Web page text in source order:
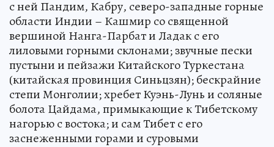
с ней Пандим, Кабру, северо-западные горные
области Индии – Кашмир со священной
вершиной Нанга-Парбат и Ладак с его
лиловыми горными склонами; звучные пески
пустыни и пейзажи Китайского Туркестана
(китайская провинция Синьцзян); бескрайние
степи Монголии; хребет Куэнь-Лунь и соляные
болота Цайдама, примыкающие к Тибетскому
нагорью с востока; и сам Тибет с его
заснеженными горами и суровыми